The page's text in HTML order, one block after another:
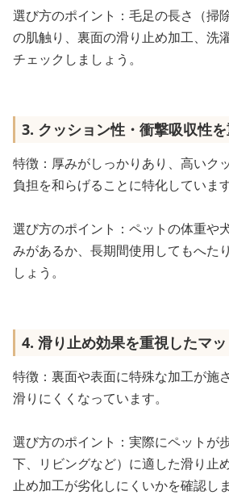
選び方のポイント：毛足の長さ（掃
の肌触り、裏面の滑り止め加工、洗
チェックしましょう。
3. クッション性・衝撃吸収性
特徴：厚みがしっかりあり、高いク
負担を和らげることに特化しています
選び方のポイント：ペットの体重や
みがあるか、長期間使用してもへた
しょう。
4. 滑り止め効果を重視したマッ
特徴：裏面や表面に特殊な加工が施
滑りにくくなっています。
選び方のポイント：実際にペットが
下、リビングなど）に適した滑り止
止め加工が劣化しにくいかを確認し